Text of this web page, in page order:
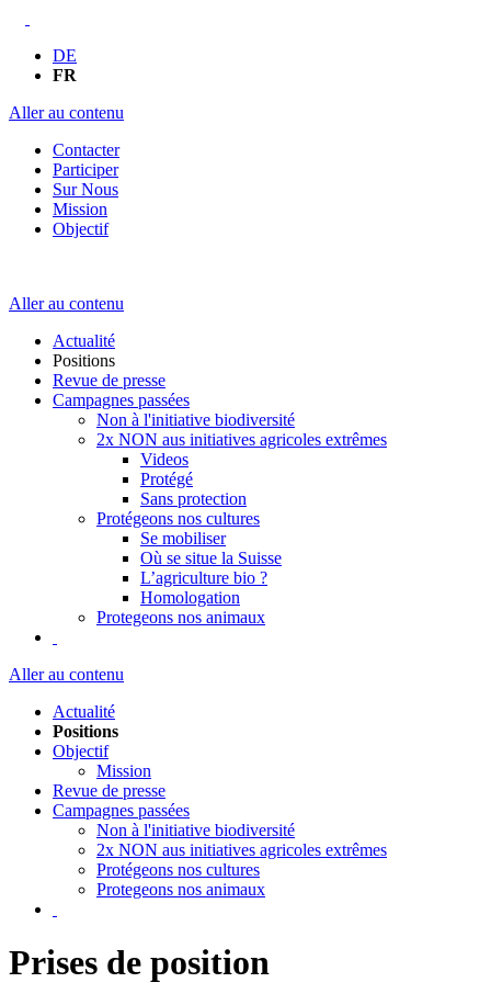
DE
FR
Aller au contenu
Contacter
Participer
Sur Nous
Mission
Objectif
Aller au contenu
Actualité
Positions
Revue de presse
Campagnes passées
Non à l'initiative biodiversité
2x NON aus initiatives agricoles extrêmes
Videos
Protégé
Sans protection
Protégeons nos cultures
Se mobiliser
Où se situe la Suisse
L’agriculture bio ?
Homologation
Protegeons nos animaux
Aller au contenu
Actualité
Positions
Objectif
Mission
Revue de presse
Campagnes passées
Non à l'initiative biodiversité
2x NON aus initiatives agricoles extrêmes
Protégeons nos cultures
Protegeons nos animaux
Prises de position